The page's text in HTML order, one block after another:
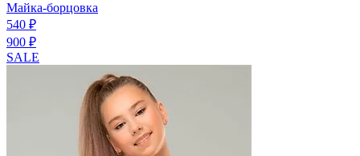
Майка-борцовка
540 ₽
900 ₽
SALE